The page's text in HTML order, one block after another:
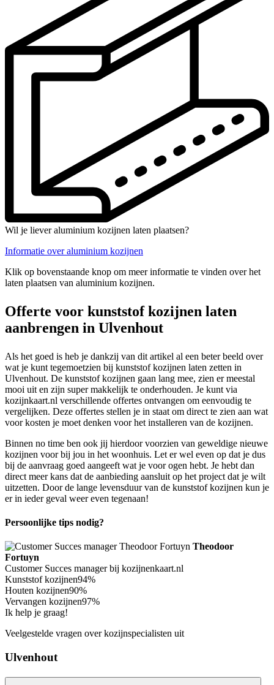
Wil je liever aluminium kozijnen laten plaatsen?
Informatie over aluminium kozijnen
Klik op bovenstaande knop om meer informatie te vinden over het
laten plaatsen van aluminium kozijnen.
Offerte voor kunststof kozijnen laten
aanbrengen in Ulvenhout
Als het goed is heb je dankzij van dit artikel al een beter beeld over
wat je kunt tegemoetzien bij kunststof kozijnen laten zetten in
Ulvenhout. De kunststof kozijnen gaan lang mee, zien er meestal
mooi uit en zijn super makkelijk te onderhouden. Je kunt via
kozijnkaart.nl verschillende offertes ontvangen om eenvoudig te
vergelijken. Deze offertes stellen je in staat om direct te zien aan wat
voor kosten je moet denken voor het installeren van de kozijnen.
Binnen no time ben ook jij hierdoor voorzien van geweldige nieuwe
kozijnen voor bij jou in het woonhuis. Let er wel even op dat je dus
bij de aanvraag goed aangeeft wat je voor ogen hebt. Je hebt dan
direct meer kans dat de aanbieding aansluit op het project dat je wilt
uitzetten. Door de lange levensduur van de kunststof kozijnen kun je
er in ieder geval weer even tegenaan!
Persoonlijke tips nodig?
Theodoor
Fortuyn
Customer Succes manager bij kozijnenkaart.nl
Kunststof kozijnen94%
Houten kozijnen90%
Vervangen kozijnen97%
Ik help je graag!
Veelgestelde vragen over kozijnspecialisten uit
Ulvenhout